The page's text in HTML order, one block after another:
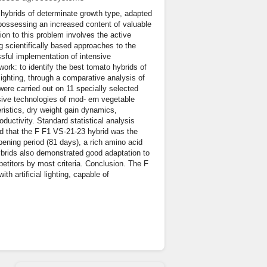
of determinate growth type, adapted
an increased content of valuable
to this problem involves the active
scientifically based approaches to the
implementation of intensive
to identify the best tomato hybrids of
through a comparative analysis of
carried out on 11 specially selected
technologies of mod- ern vegetable
dry weight gain dynamics,
Standard statistical analysis
that the F F1 VS-21-23 hybrid was the
period (81 days), a rich amino acid
also demonstrated good adaptation to
by most criteria. Conclusion. The F
artificial lighting, capable of